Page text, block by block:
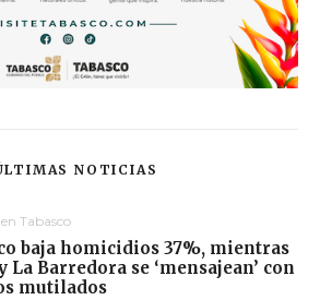
NOTICIAS
Tabasco
baja homicidios 37%, mientras
La Barredora se ‘mensajean’ con
mutilados